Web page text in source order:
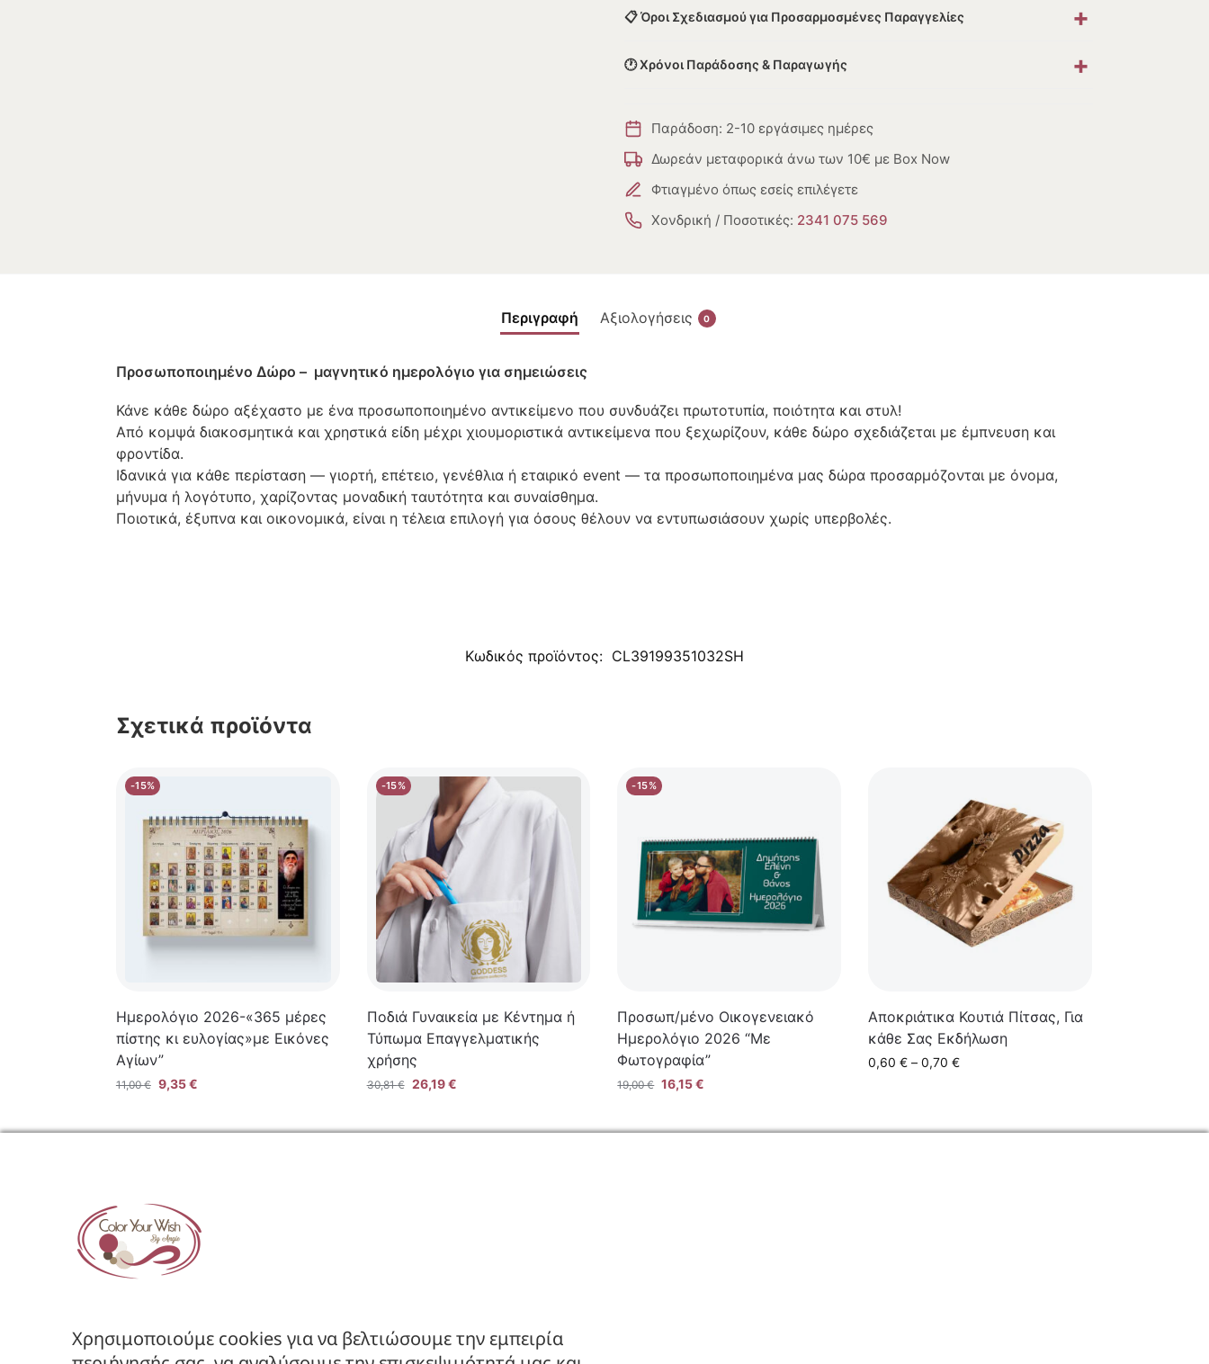
📋 Όροι Σχεδιασμού για Προσαρμοσμένες Παραγγελίες +
🕐 Χρόνοι Παράδοσης & Παραγωγής +
Παράδοση: 2-10 εργάσιμες ημέρες
Δωρεάν μεταφορικά άνω των 10€ με Box Now
Φτιαγμένο όπως εσείς επιλέγετε
Χονδρική / Ποσοτικές: 2341 075 569
Περιγραφή Αξιολογήσεις 0
Προσωποποιημένο Δώρο – μαγνητικό ημερολόγιο για σημειώσεις
Κάνε κάθε δώρο αξέχαστο με ένα προσωποποιημένο αντικείμενο που συνδυάζει πρωτοτυπία, ποιότητα και στυλ!
Από κομψά διακοσμητικά και χρηστικά είδη μέχρι χιουμοριστικά αντικείμενα που ξεχωρίζουν, κάθε δώρο σχεδιάζεται με έμπνευση και
φροντίδα.
Ιδανικά για κάθε περίσταση — γιορτή, επέτειο, γενέθλια ή εταιρικό event — τα προσωποποιημένα μας δώρα προσαρμόζονται με όνομα,
μήνυμα ή λογότυπο, χαρίζοντας μοναδική ταυτότητα και συναίσθημα.
Ποιοτικά, έξυπνα και οικονομικά, είναι η τέλεια επιλογή για όσους θέλουν να εντυπωσιάσουν χωρίς υπερβολές.
Κωδικός προϊόντος: CL39199351032SH
Σχετικά προϊόντα
-15%
Ημερολόγιo 2026-«365 μέρες
πίστης κι ευλογίας»με Εικόνες
Αγίων”
11,00€ 9,35€
-15%
Ποδιά Γυναικεία με Κέντημα ή
Τύπωμα Επαγγελματικής
χρήσης
30,81€ 26,19€
-15%
Προσωπ/μένο Οικογενειακό
Ημερολόγιο 2026 “Με
Φωτογραφία”
19,00€ 16,15€
Αποκριάτικα Κουτιά Πίτσας, Για
κάθε Σας Εκδήλωση
0,60€ – 0,70€
Ακολουθήστε μας στα Social
Χρησιμοποιούμε cookies για να βελτιώσουμε την εμπειρία